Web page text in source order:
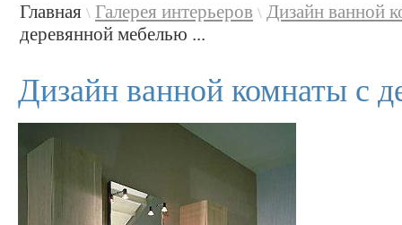
Главная \ Галерея интерьеров \ Дизайн ванной
деревянной мебелью ...
Дизайн ванной комнаты с